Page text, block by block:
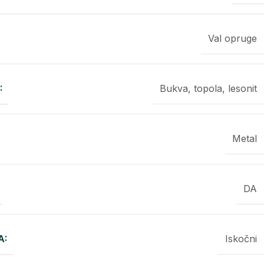
Val opruge
Bukva, topola, lesonit
Metal
DA
Iskočni